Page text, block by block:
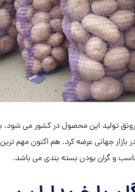
تولید این محصول در کشور می شود.
جهانی عرضه کرد. هم اکنون مهم
و گران بودن بسته بندی می باشد.